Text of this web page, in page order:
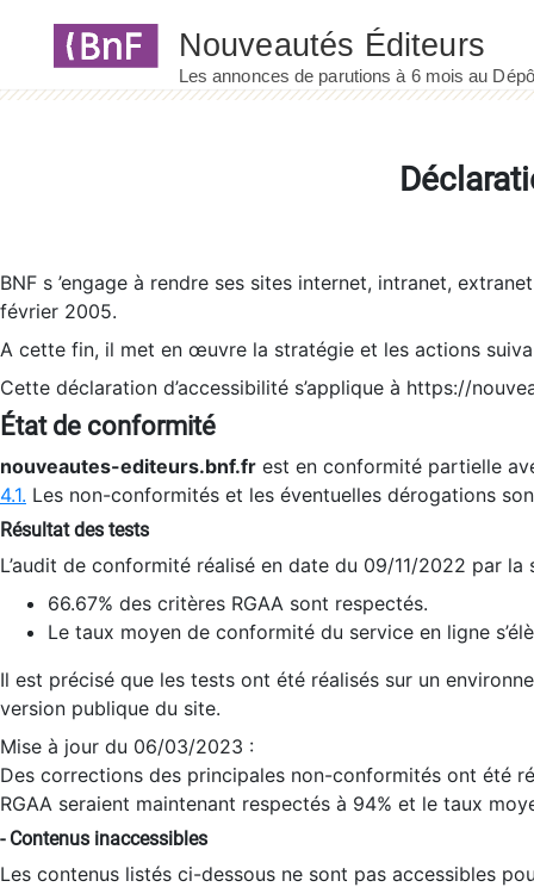
BNF s ’engage à rendre ses sites internet, intranet,
février 2005.
A cette fin, il met en œuvre la stratégie et les actions
Cette déclaration d’accessibilité s’applique à https://
État de conformité
nouveautes-editeurs.bnf.fr est en conformité partielle
4.1. Les non-conformités et les éventuelles dérogations
Résultat des tests
L’audit de conformité réalisé en date du 09/11/2022 par
66.67% des critères RGAA sont respectés.
Le taux moyen de conformité du service en ligne
Il est précisé que les tests ont été réalisés sur un
version publique du site.
Mise à jour du 06/03/2023 :
Des corrections des principales non-conformités ont été
RGAA seraient maintenant respectés à 94% et le taux
- Contenus inaccessibles
Les contenus listés ci-dessous ne sont pas accessibles